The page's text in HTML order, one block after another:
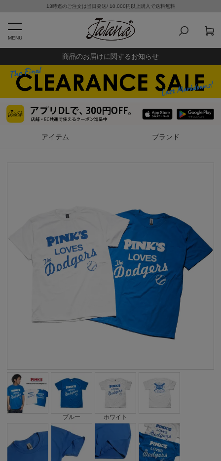
13時迄のご注文は当日発送/ 10,000円以上購入で送料無料
MENU
商品のお届けに関するお知らせ
アイテム ブランド
ブルー ホワイト